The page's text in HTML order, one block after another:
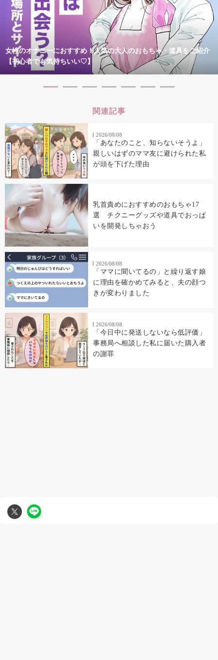
女性のオナニーにおすすめ！人気の大人のおもちゃ・道具をご紹介
【初心者でも気持ちいい♡】
関連記事
2026/08/08
「あなたのこと、知らないそうよ」
親しいはずのママ友に避けられた私
が頭を下げた理由
乳首責めにおすすめのおもちゃ17
選 チクニーグッズや道具でおっぱ
いを開発しちゃおう
2026/08/08
「ママに聞いてるの」と繰り返す娘
に理由を確かめてみると、夫の顔つ
きが変わりました
2026/08/08
「今日中に発送しないなら低評価」
事務局へ相談した私に届いた購入者
の謝罪